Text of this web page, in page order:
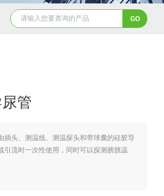
NHZ-06诺和振动排痰机厂家直销
管
插头、测温线、测温探头和带球囊的硅胶导
引流时一次性使用，同时可以探测膀胱温